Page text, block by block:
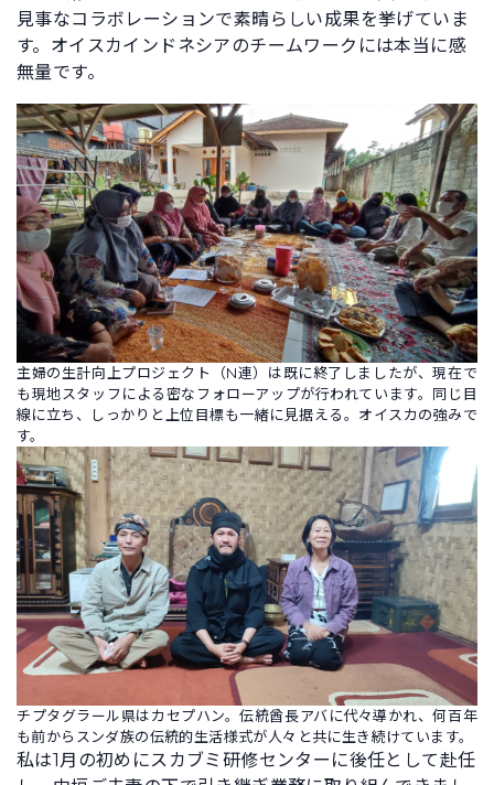
見事なコラボレーションで素晴らしい成果を挙げていま
す。オイスカインドネシアのチームワークには本当に感
無量です。
主婦の生計向上プロジェクト（N連）は既に終了しましたが、現在で
も現地スタッフによる密なフォローアップが行われています。同じ目
線に立ち、しっかりと上位目標も一緒に見据える。オイスカの強みで
す。
チプタグラール県はカセプハン。伝統酋長アバに代々導かれ、何百年
も前からスンダ族の伝統的生活様式が人々と共に生き続けています。
私は1月の初めにスカブミ研修センターに後任として赴任